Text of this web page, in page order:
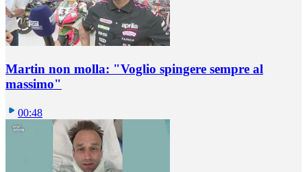
Martin non molla: "Voglio spingere sempre al
massimo"
00:48